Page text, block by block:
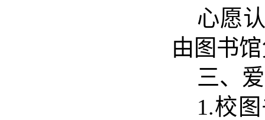
心愿
由图书
三、
1.校